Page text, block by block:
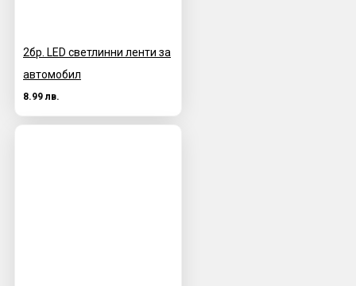
2бр. LED светлинни ленти за
автомобил
8.99 лв.